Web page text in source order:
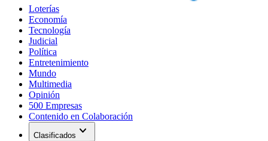
Loterías
Economía
Tecnología
Judicial
Política
Entretenimiento
Mundo
Multimedia
Opinión
500 Empresas
Contenido en Colaboración
Clasificados expand_more